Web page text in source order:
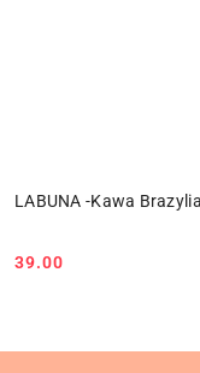
LABUNA -Kawa
Cena:
39.00